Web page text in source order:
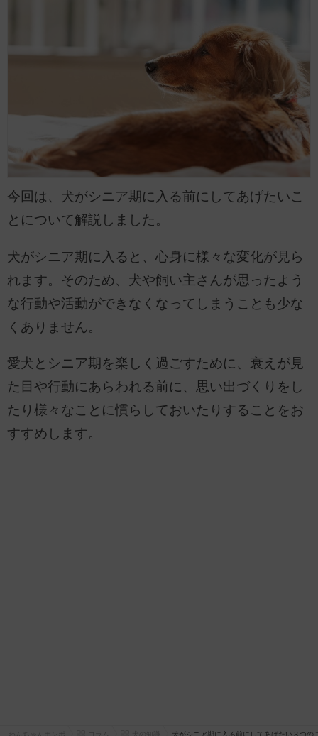
今回は、犬がシニア期に入る前にしてあげたいこ
とについて解説しました。
犬がシニア期に入ると、心身に様々な変化が見ら
れます。そのため、犬や飼い主さんが思ったよう
な行動や活動ができなくなってしまうことも少な
くありません。
愛犬とシニア期を楽しく過ごすために、衰えが見
た目や行動にあらわれる前に、思い出づくりをし
たり様々なことに慣らしておいたりすることをお
すすめします。
犬がシニア期に入る前にしてあげたい３つ